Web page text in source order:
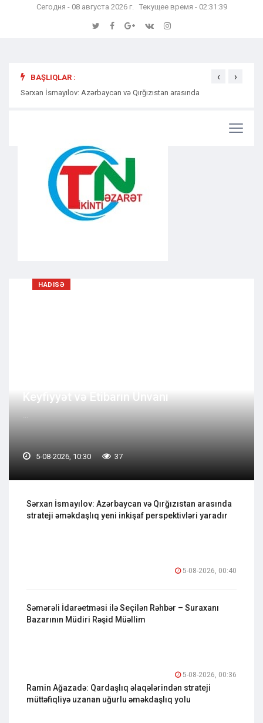
Сегодня - 08 августа 2026 г. Текущее время - 02:31:41
BAŞLIQLAR :
Sərxan İsmayılov: Azərbaycan və Qırğızıstan arasında
‹ ›
HADISƏ
Keyfiyyət və Etibarın Ünvanı
5-08-2026, 10:30 37
Sərxan İsmayılov: Azərbaycan və Qırğızıstan arasında
strateji əməkdaşlıq yeni inkişaf perspektivləri yaradır
5-08-2026, 00:40
Səmərəli İdarəetməsi ilə Seçilən Rəhbər – Suraxanı
Bazarının Müdiri Rəşid Müəllim
5-08-2026, 00:36
Ramin Ağazadə: Qardaşlıq əlaqələrindən strateji
müttəfiqliyə uzanan uğurlu əməkdaşlıq yolu